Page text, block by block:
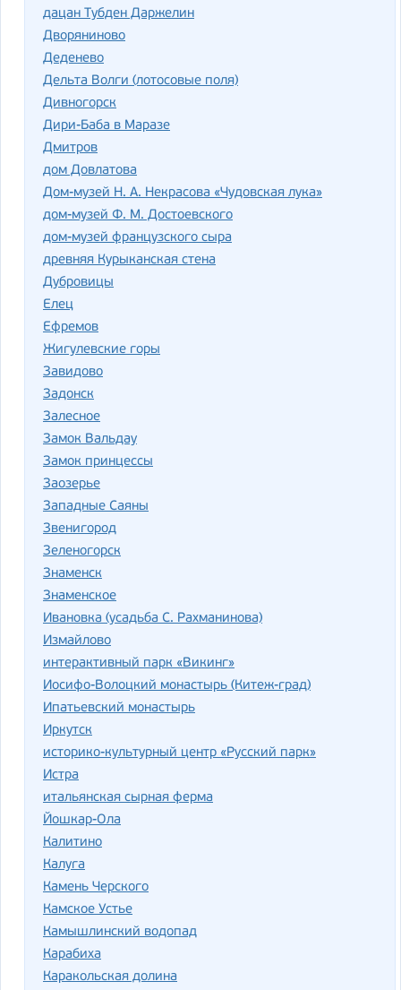
дацан Тубден Даржелин
Дворяниново
Деденево
Дельта Волги (лотосовые поля)
Дивногорск
Дири-Баба в Маразе
Дмитров
дом Довлатова
Дом-музей Н. А. Некрасова «Чудовская лука»
дом-музей Ф. М. Достоевского
дом-музей французского сыра
древняя Курыканская стена
Дубровицы
Елец
Ефремов
Жигулевские горы
Завидово
Задонск
Залесное
Замок Вальдау
Замок принцессы
Заозерье
Западные Саяны
Звенигород
Зеленогорск
Знаменск
Знаменское
Ивановка (усадьба С. Рахманинова)
Измайлово
интерактивный парк «Викинг»
Иосифо-Волоцкий монастырь (Китеж-град)
Ипатьевский монастырь
Иркутск
историко-культурный центр «Русский парк»
Истра
итальянская сырная ферма
Йошкар-Ола
Калитино
Калуга
Камень Черского
Камское Устье
Камышлинский водопад
Карабиха
Каракольская долина